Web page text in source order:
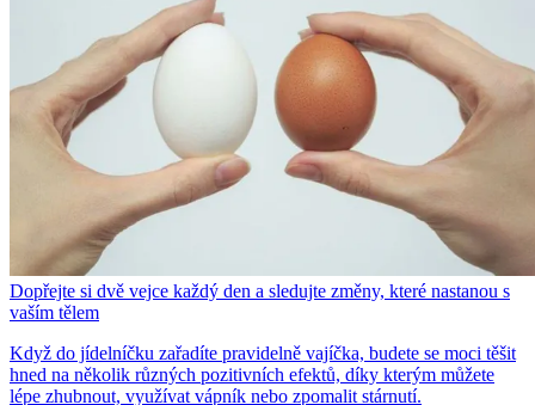
Dopřejte si dvě vejce každý den a sledujte změny, které nastanou s
vaším tělem
Když do jídelníčku zařadíte pravidelně vajíčka, budete se moci těšit
hned na několik různých pozitivních efektů, díky kterým můžete
lépe zhubnout, využívat vápník nebo zpomalit stárnutí.